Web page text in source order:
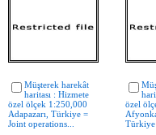
Müşterek harekât
haritası : Hizmete
özel ölçek 1:250,000
Adapazarı, Türkiye =
Joint operations...
özel
Türkiye